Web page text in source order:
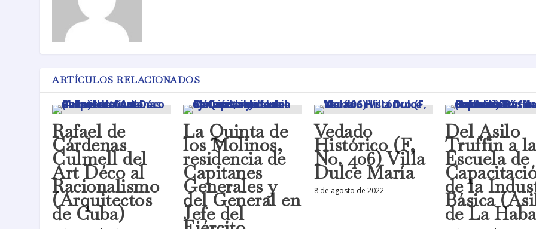
ARTÍCULOS RELACIONADOS
Rafael de
Cárdenas
Culmell del
Art Déco al
Racionalismo
(Arquitectos
de Cuba)
La Quinta de
los Molinos,
residencia de
Capitanes
Generales y
del General en
Jefe del
Vedado
Histórico (F,
No. 406) Villa
Dulce María
8 de agosto de 2022
Del Asilo
Truffin a la
Escuela de
de la
Básica
de La